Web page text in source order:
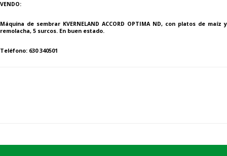
VENDO:
Máquina de sembrar KVERNELAND ACCORD OPTIMA ND, con platos de maíz y
remolacha, 5 surcos. En buen estado.
Teléfono: 630 340501